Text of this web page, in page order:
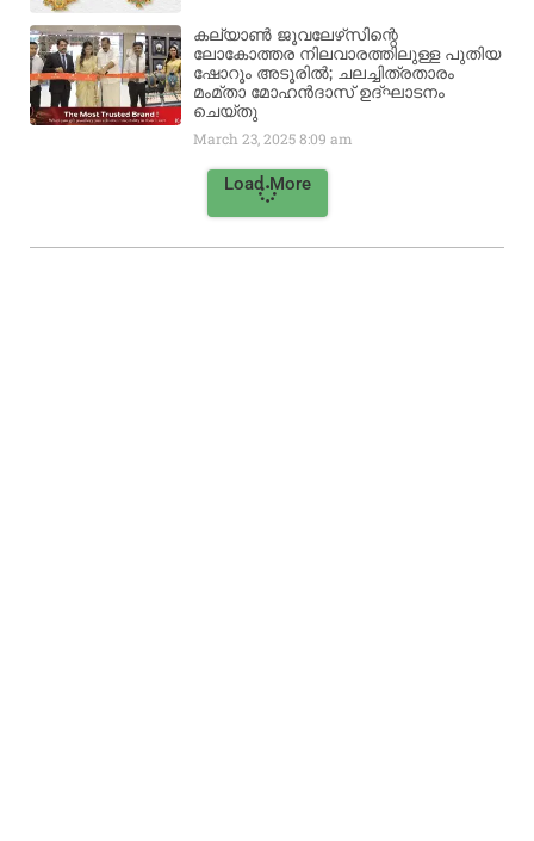
കല്യാൺ ജൂവലേഴ്‌സിന്റെ
ലോകോത്തര നിലവാരത്തിലുള്ള പുതിയ
ഷോറൂം അടൂരിൽ; ചലച്ചിത്രതാരം
മംമ്താ മോഹൻദാസ് ഉദ്ഘാടനം
ചെയ്‌തു
March 23, 20258:09 am
Load More